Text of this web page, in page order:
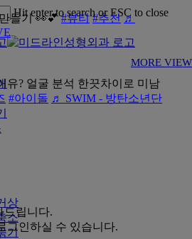
Hit enter to search or ESC to close
상
소
기
MORE VIEW
들기 👀💕#뷰티 #추천 ♬
유? 얼굴 분석 한끗차이로 미남
#아이돌 ♬ SWIM - 방탄소년단
드립니다.
그인하실 수 있습니다.